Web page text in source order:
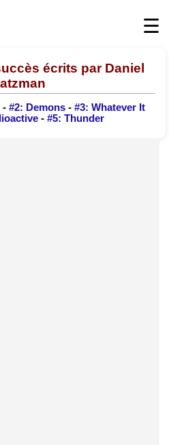
☰
écrits par Daniel
- #2: Demons- #3: Whatever It
- #5: Thunder